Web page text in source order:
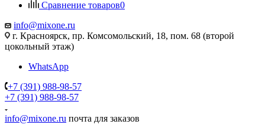
Сравнение товаров0
info@mixone.ru
г. Красноярск, пр. Комсомольский, 18, пом. 68 (второй
цокольный этаж)
WhatsApp
+7 (391) 988-98-57
+7 (391) 988-98-57
info@mixone.ru почта для заказов